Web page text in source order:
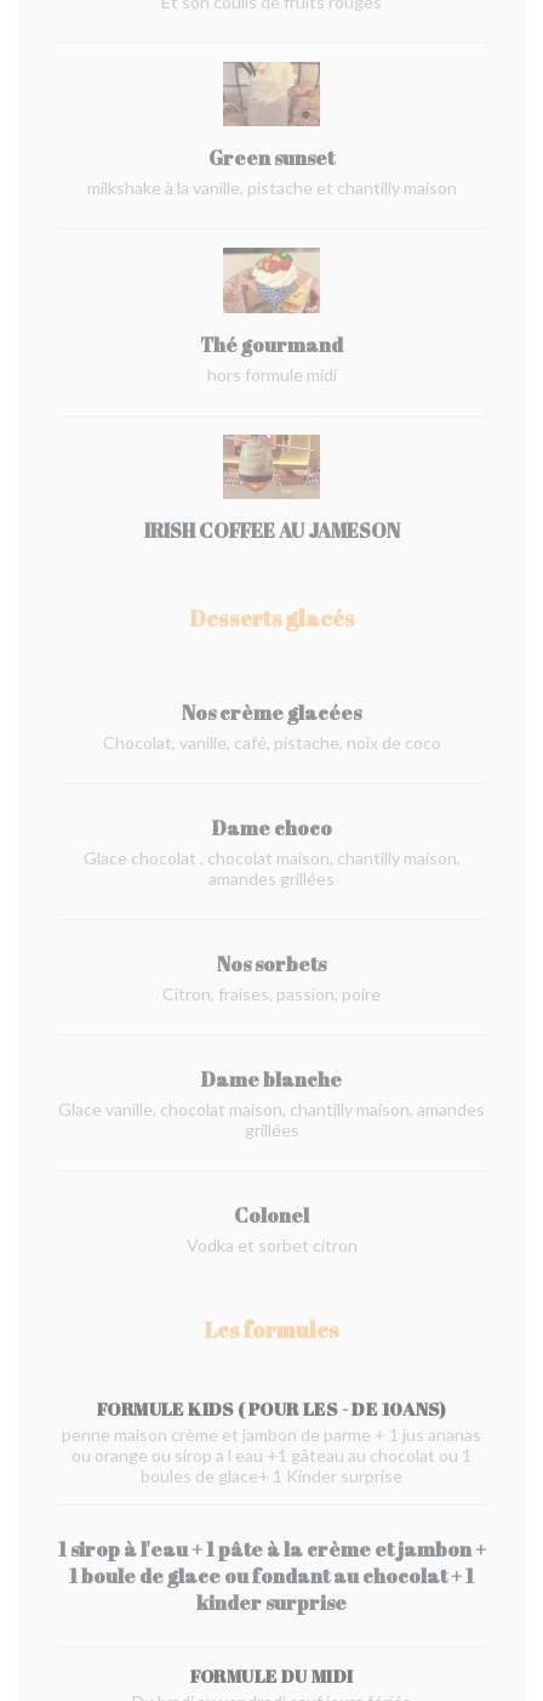
Green sunset
milkshake à la vanille, pistache et chantilly maison
Thé gourmand
hors formule midi
IRISH COFFEE AU JAMESON
Desserts glacés
Nos crème glacées
Chocolat, vanille, café, pistache, noix de coco
Dame choco
Glace chocolat , chocolat maison, chantilly maison,
amandes grillées
Nos sorbets
Citron, fraises, passion, poire
Dame blanche
Glace vanille, chocolat maison, chantilly maison, amandes
grillées
Colonel
Vodka et sorbet citron
Les formules
FORMULE KIDS ( POUR LES - DE 10ANS)
penne maison crème et jambon de parme + 1 jus ananas
ou orange ou sirop a l eau +1 gâteau au chocolat ou 1
boules de glace+ 1 Kinder surprise
1 sirop à l'eau + 1 pâte à la crème et jambon +
1 boule de glace ou fondant au chocolat + 1
kinder surprise
FORMULE DU MIDI